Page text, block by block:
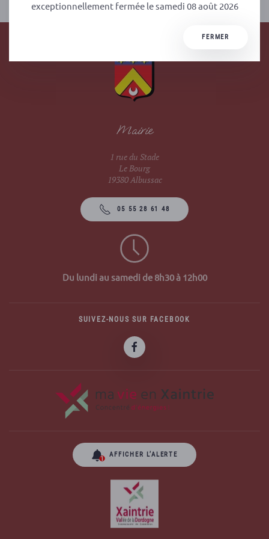
Mairie
1 rue du Stade
Le Bourg
19380 Albussac
05 55 28 61 48
Du lundi au samedi de 8h30 à 12h00
SUIVEZ-NOUS SUR FACEBOOK
AFFICHER L’ALERTE
exceptionnellement fermée le samedi 08 août 2026
FERMER